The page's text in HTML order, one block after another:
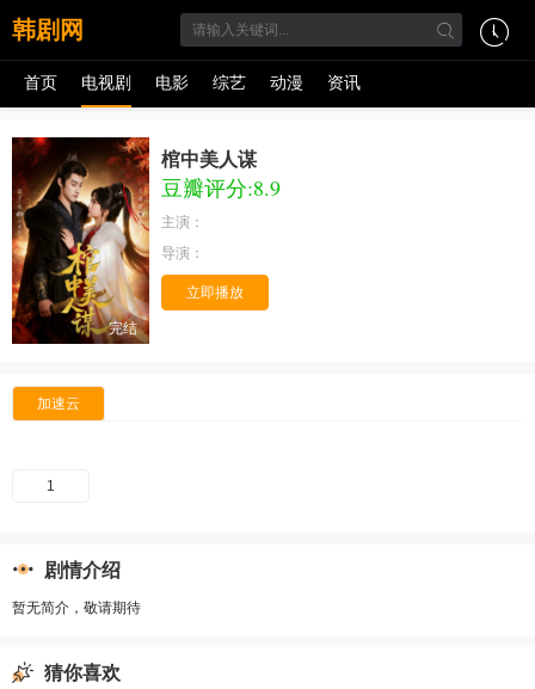
韩剧网
首页 电视剧 电影 综艺 动漫 资讯
完结
棺中美人谋
豆瓣评分:8.9
主演：
导演：
立即播放
加速云
1
剧情介绍
暂无简介，敬请期待
猜你喜欢